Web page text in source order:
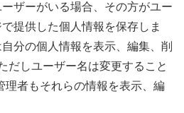
ザーがいる場合、その方がユー
提供した個人情報を保存しま
分の個人情報を表示、編集、削
だしユーザー名は変更すること
理者もそれらの情報を表示、編